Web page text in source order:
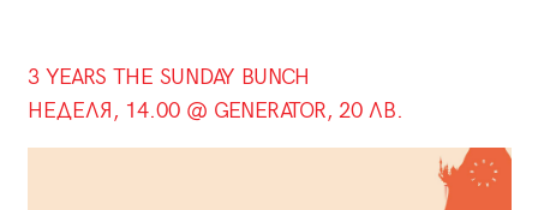
3 YEARS THE SUNDAY BUNCH
НЕДЕЛЯ, 14.00 @ GENERATOR, 20 ЛВ.